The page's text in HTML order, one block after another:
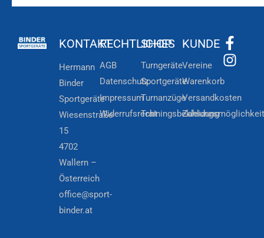
KONTAKT
Hermann
Binder
Sportgeräte
Wiesenstraße
15
4702
Wallern –
Österreich
office@sport-
binder.at
RECHTLICHES
AGB
Datenschutz
Impressum
Widerrufsrecht
SHOP
Turngeräte
Sportgeräte
Turnanzüge
Trainingsbekleidung
KUNDE
Vereine
Warenkorb
Versandkosten